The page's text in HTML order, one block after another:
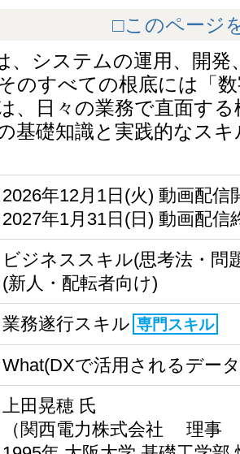
□このページ
、システムの運用、開
のすべての根底には「
、日々の業務で直面す
基礎知識と実践的なス
2026年12月1日(火) 動画配信
2027年1月31日(日) 動画配信
ビジネススキル(思考法・問
(新人・配転者向け)
業務遂行スキル 専門スキル
What(DXで活用されるデー
上田晃穂 氏
（関西電力株式会社 理事